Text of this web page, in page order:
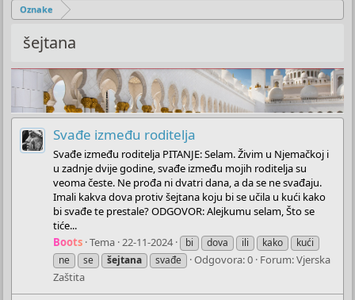
Oznake
šejtana
Svađe između roditelja
Svađe između roditelja PITANJE: Selam. Živim u Njemačkoj i
u zadnje dvije godine, svađe između mojih roditelja su
veoma česte. Ne prođa ni dvatri dana, a da se ne svađaju.
Imali kakva dova protiv šejtana koju bi se učila u kući kako
bi svađe te prestale? ODGOVOR: Alejkumu selam, Što se
tiće...
Boots Tema 22-11-2024 bi dova ili kako
kući
ne
se šejtana svađe Odgovora: 0 Forum:Vjerska
Zaštita